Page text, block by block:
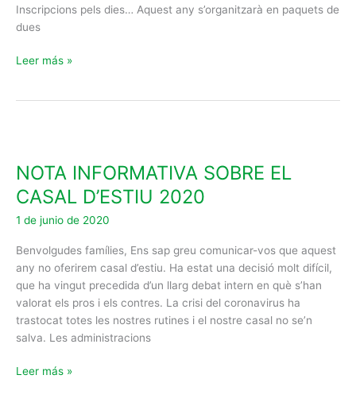
Inscripcions pels dies… Aquest any s’organitzarà en paquets de
dues
Leer más »
NOTA INFORMATIVA SOBRE EL
CASAL D’ESTIU 2020
1 de junio de 2020
Benvolgudes famílies, Ens sap greu comunicar-vos que aquest
any no oferirem casal d’estiu. Ha estat una decisió molt difícil,
que ha vingut precedida d’un llarg debat intern en què s’han
valorat els pros i els contres. La crisi del coronavirus ha
trastocat totes les nostres rutines i el nostre casal no se’n
salva. Les administracions
SOBRE
EL
CASAL
D’ESTIU
Leer más »